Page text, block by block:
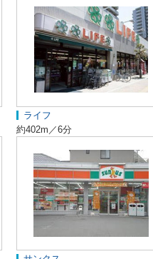
ライフ
約402m／6分